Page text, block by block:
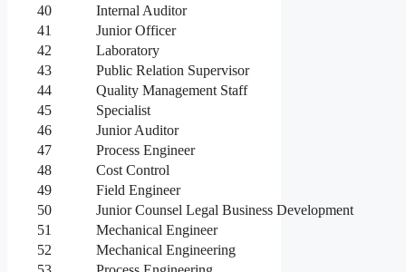
40
Internal Auditor
41
Junior Officer
42
Laboratory
43
Public Relation Supervisor
44
Quality Management Staff
45
Specialist
46
Junior Auditor
47
Process Engineer
48
Cost Control
49
Field Engineer
50
Junior Counsel Legal Business Development
51
Mechanical Engineer
52
Mechanical Engineering